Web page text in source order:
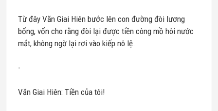
Từ đây Văn Giai Hiên bước lên con đường đòi lương
bổng, vốn cho rằng đòi lại được tiền công mồ hôi nước
mắt, không ngờ lại rơi vào kiếp nô lệ.
-
Văn Giai Hiên: Tiền của tôi!